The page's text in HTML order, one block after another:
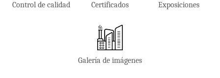
Control de calidad Certificados Exposiciones
Galería de imágenes